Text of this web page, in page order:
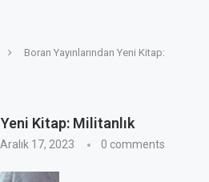
Boran Yayınlarından Yeni Kitap:
Kitap: Militanlık
Aralık 17, 2023 0 comments